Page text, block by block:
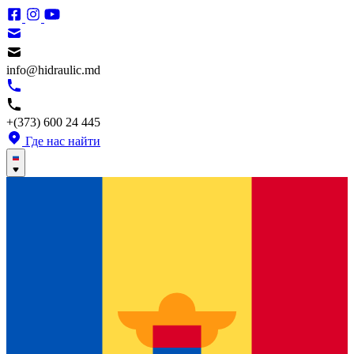
info@hidraulic.md
+(373) 600 24 445
Где нас найти